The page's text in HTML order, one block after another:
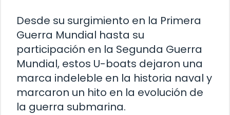
Desde su surgimiento en la Primera
Guerra Mundial hasta su
participación en la Segunda Guerra
Mundial, estos U-boats dejaron una
marca indeleble en la historia naval y
marcaron un hito en la evolución de
la guerra submarina.